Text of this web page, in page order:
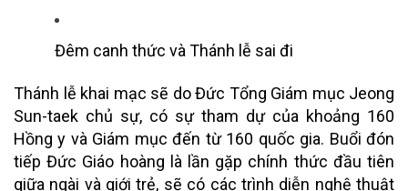
Đêm canh thức và Thánh lễ sai đi
Thánh lễ khai mạc sẽ do Đức Tổng Giám mục Jeong
Sun-taek chủ sự, có sự tham dự của khoảng 160
Hồng y và Giám mục đến từ 160 quốc gia. Buổi đón
tiếp Đức Giáo hoàng là lần gặp chính thức đầu tiên
giữa ngài và giới trẻ, sẽ có các trình diễn nghệ thuật